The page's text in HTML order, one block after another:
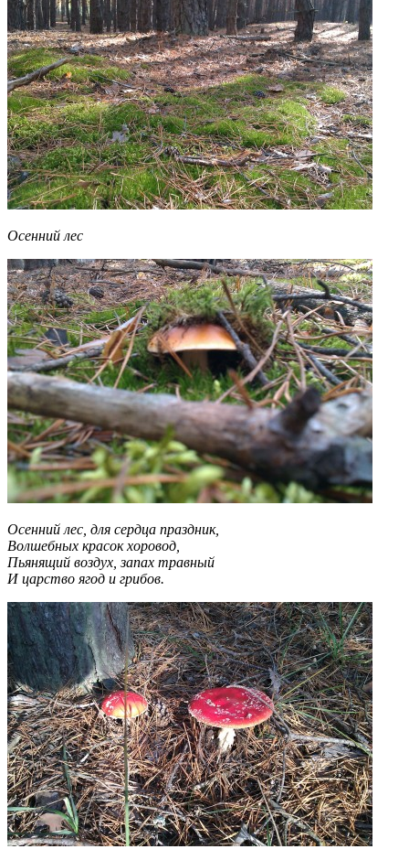
Осенний лес
Осенний лес, для сердца праздник,
Волшебных красок хоровод,
Пьянящий воздух, запах травный
И царство ягод и грибов.